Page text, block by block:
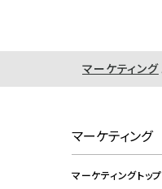
マーケティング
マーケティング
マーケティングトップ